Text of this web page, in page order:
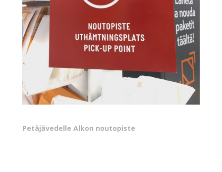
Petäjävedelle Alkon noutopiste